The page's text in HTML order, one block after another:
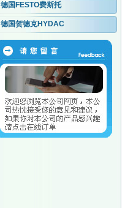
德国FESTO费斯托
德国贺德克HYDAC